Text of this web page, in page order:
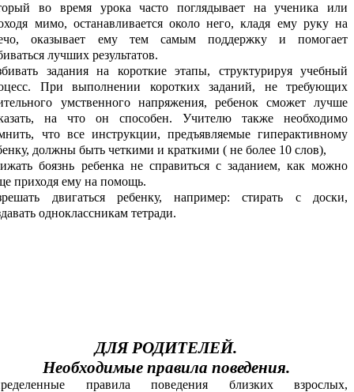
во время урока часто поглядывает на ученика или
мимо, останавливается около него, кладя ему руку на
оказывает ему тем самым поддержку и помогает
лучших результатов.
задания на короткие этапы, структурируя учебный
При выполнении коротких заданий, не требующих
умственного напряжения, ребенок сможет лучше
на что он способен. Учителю также необходимо
что все инструкции, предъявляемые гиперактивному
должны быть четкими и краткими ( не более 10 слов),
боязнь ребенка не справиться с заданием, как можно
приходя ему на помощь.
двигаться ребенку, например: стирать с доски,
одноклассникам тетради.
ДЛЯ РОДИТЕЛЕЙ.
Необходимые правила поведения.
правила поведения близких взрослых,